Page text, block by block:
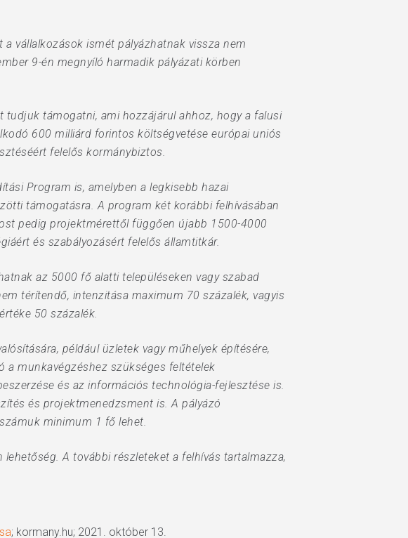
vállalkozások ismét pályázhatnak vissza nem
9-én megnyíló harmadik pályázati körben
tudjuk támogatni, ami hozzájárul ahhoz, hogy a falusi
600 milliárd forintos költségvetése európai uniós
felelős kormánybiztos.
Program is, amelyben a legkisebb hazai
támogatásra. A program két korábbi felhívásában
pedig projektmérettől függően újabb 1500-4000
és szabályozásért felelős államtitkár.
az 5000 fő alatti településeken vagy szabad
térítendő, intenzitása maximum 70 százalék, vagyis
50 százalék.
például üzletek vagy műhelyek építésére,
a munkavégzéshez szükséges feltételek
és az információs technológia-fejlesztése is.
és projektmenedzsment is. A pályázó
minimum 1 fő lehet.
A további részleteket a felhívás tartalmazza,
; kormany.hu; 2021. október 13.